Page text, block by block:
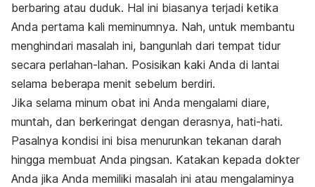
berbaring atau duduk. Hal ini biasanya terjadi ketika
Anda pertama kali meminumnya. Nah, untuk membantu
menghindari masalah ini, bangunlah dari tempat tidur
secara perlahan-lahan. Posisikan kaki Anda di lantai
selama beberapa menit sebelum berdiri.
Jika selama minum obat ini Anda mengalami diare,
muntah, dan berkeringat dengan derasnya, hati-hati.
Pasalnya kondisi ini bisa menurunkan tekanan darah
hingga membuat Anda pingsan. Katakan kepada dokter
Anda jika Anda memiliki masalah ini atau mengalaminya